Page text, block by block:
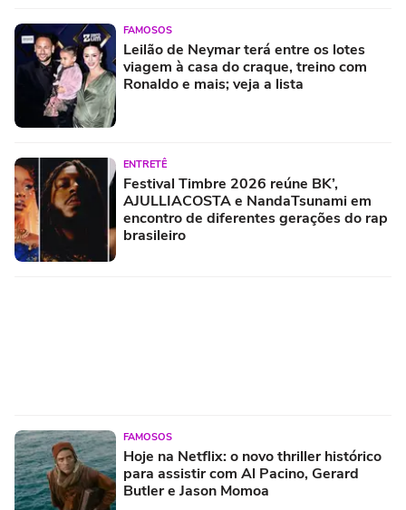
FAMOSOS
Leilão de Neymar terá entre os lotes
viagem à casa do craque, treino com
Ronaldo e mais; veja a lista
ENTRETÊ
Festival Timbre 2026 reúne BK’,
AJULLIACOSTA e NandaTsunami em
encontro de diferentes gerações do rap
brasileiro
FAMOSOS
Hoje na Netflix: o novo thriller histórico
para assistir com Al Pacino, Gerard
Butler e Jason Momoa